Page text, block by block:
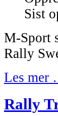
Sist
M-Sport
Rally
Les mer
Rally